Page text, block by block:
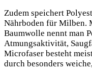
Zudem speichert
Nährboden für Milben.
Baumwolle nennt man
Atmungsaktivität,
Microfaser besteht
durch besonders